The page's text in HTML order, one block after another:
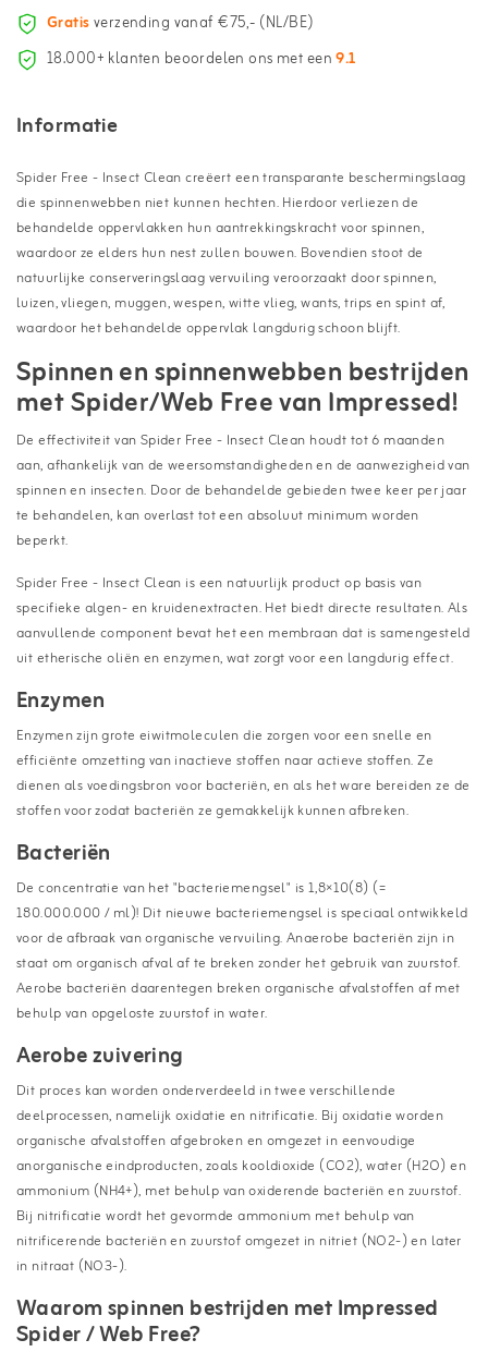
Gratisverzending vanaf €75,- (NL/BE)
18.000+ klanten beoordelen ons met een9.1
Informatie
Spider Free - Insect Clean creëert een transparante beschermingslaag
die spinnenwebben niet kunnen hechten. Hierdoor verliezen de
behandelde oppervlakken hun aantrekkingskracht voor spinnen,
waardoor ze elders hun nest zullen bouwen. Bovendien stoot de
natuurlijke conserveringslaag vervuiling veroorzaakt door spinnen,
luizen, vliegen, muggen, wespen, witte vlieg, wants, trips en spint af,
waardoor het behandelde oppervlak langdurig schoon blijft.
Spinnen en spinnenwebben bestrijden
met Spider/Web Free van Impressed!
De effectiviteit van Spider Free - Insect Clean houdt tot 6 maanden
aan, afhankelijk van de weersomstandigheden en de aanwezigheid van
spinnen en insecten. Door de behandelde gebieden twee keer per jaar
te behandelen, kan overlast tot een absoluut minimum worden
beperkt.
Spider Free - Insect Clean is een natuurlijk product op basis van
specifieke algen- en kruidenextracten. Het biedt directe resultaten. Als
aanvullende component bevat het een membraan dat is samengesteld
uit etherische oliën en enzymen, wat zorgt voor een langdurig effect.
Enzymen
Enzymen zijn grote eiwitmoleculen die zorgen voor een snelle en
efficiënte omzetting van inactieve stoffen naar actieve stoffen. Ze
dienen als voedingsbron voor bacteriën, en als het ware bereiden ze de
stoffen voor zodat bacteriën ze gemakkelijk kunnen afbreken.
Bacteriën
De concentratie van het "bacteriemengsel" is 1,8×10(8) (=
180.000.000 / ml)! Dit nieuwe bacteriemengsel is speciaal ontwikkeld
voor de afbraak van organische vervuiling. Anaerobe bacteriën zijn in
staat om organisch afval af te breken zonder het gebruik van zuurstof.
Aerobe bacteriën daarentegen breken organische afvalstoffen af met
behulp van opgeloste zuurstof in water.
Aerobe zuivering
Dit proces kan worden onderverdeeld in twee verschillende
deelprocessen, namelijk oxidatie en nitrificatie. Bij oxidatie worden
organische afvalstoffen afgebroken en omgezet in eenvoudige
anorganische eindproducten, zoals kooldioxide (CO2), water (H2O) en
ammonium (NH4+), met behulp van oxiderende bacteriën en zuurstof.
Bij nitrificatie wordt het gevormde ammonium met behulp van
nitrificerende bacteriën en zuurstof omgezet in nitriet (NO2-) en later
in nitraat (NO3-).
Waarom spinnen bestrijden met Impressed
Spider / Web Free?